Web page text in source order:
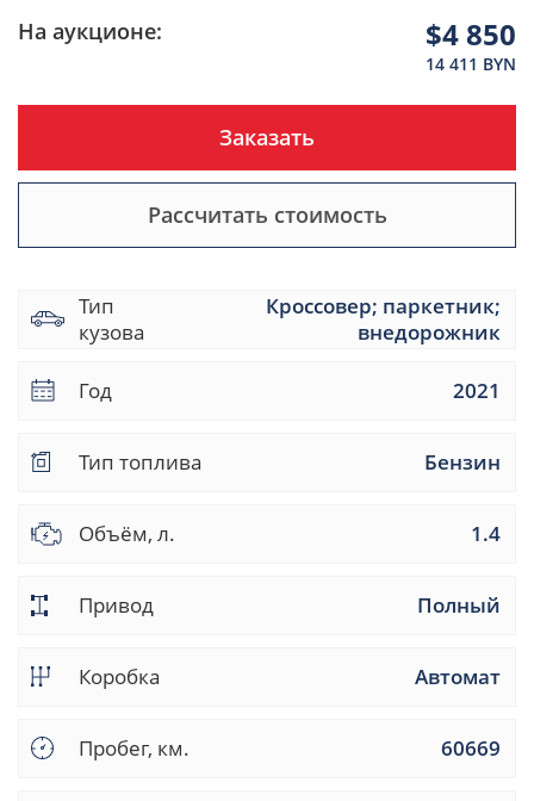
На аукционе: $4 850
14 411 BYN
Заказать
Рассчитать стоимость
Тип
кузова
Кроссовер; паркетник;
внедорожник
Год 2021
Тип топлива Бензин
Объём, л. 1.4
Привод Полный
Коробка Автомат
Пробег, км. 60669